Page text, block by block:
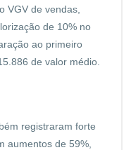
VGV de vendas,
de 10% no
ao primeiro
de valor médio.
registraram forte
aumentos de 59%,